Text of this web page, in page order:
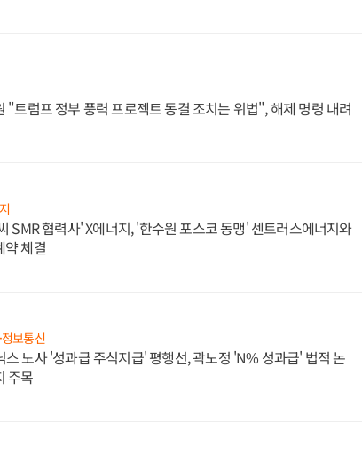
"트럼프 정부 풍력 프로젝트 동결 조치는 위법", 해제 명령 내려
SMR 협력사' X에너지, '한수원 포스코 동맹' 센트러스에너지와
약 체결
정보통신
스 노사 '성과급 주식지급' 평행선, 곽노정 'N% 성과급' 법적 논
주목